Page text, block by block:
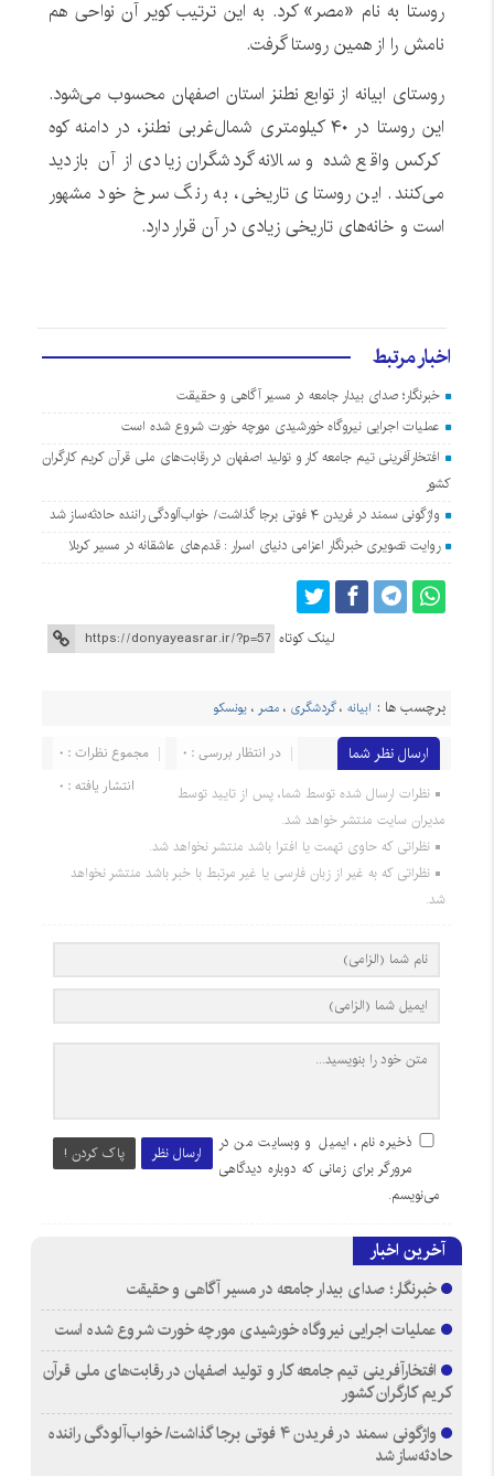
روستا به نام «مصر» کرد. به این ترتیب کویر آن نواحی هم
نامش را از همین روستا گرفت.
روستای ابیانه از توابع نطنز استان اصفهان محسوب می‌شود.
این روستا در ۴۰ کیلومتری شمال‌غربی نطنز، در دامنه کوه
کرکس واقع شده و سالانه گردشگران زیادی از آن بازدید
می‌کنند. این روستای تاریخی، به رنگ سرخ خود مشهور
است و خانه‌های تاریخی زیادی در آن قرار دارد.
اخبار مرتبط
خبرنگار؛ صدای بیدار جامعه در مسیر آگاهی و حقیقت
عملیات اجرایی نیروگاه خورشیدی مورچه خورت شروع شده است
افتخارآفرینی تیم جامعه کار و تولید اصفهان در رقابت‌های ملی قرآن کریم کارگران
کشور
واژگونی سمند در فریدن ۴ فوتی برجا گذاشت/ خواب‌آلودگی راننده حادثه‌ساز شد
روایت تصویری خبرنگار اعزامی دنیای اسرار : قدم‌های عاشقانه در مسیر کربلا
لینک کوتاه
برچسب ها : ابیانه ،گردشگری ،مصر ،یونسکو
ارسال نظر شما مجموع نظرات : 0
در انتظار بررسی : 0
انتشار یافته : 0
نظرات ارسال شده توسط شما، پس از تایید توسط
مدیران سایت منتشر خواهد شد.
نظراتی که حاوی تهمت یا افترا باشد منتشر نخواهد شد.
نظراتی که به غیر از زبان فارسی یا غیر مرتبط با خبر باشد منتشر نخواهد
شد.
ارسال نظر پاک کردن !
ذخیره نام، ایمیل و وبسایت من در
مرورگر برای زمانی که دوباره دیدگاهی
می‌نویسم.
آخرین اخبار
خبرنگار؛ صدای بیدار جامعه در مسیر آگاهی و حقیقت
عملیات اجرایی نیروگاه خورشیدی مورچه خورت شروع شده است
افتخارآفرینی تیم جامعه کار و تولید اصفهان در رقابت‌های ملی قرآن
کریم کارگران کشور
واژگونی سمند در فریدن ۴ فوتی برجا گذاشت/ خواب‌آلودگی راننده
حادثه‌ساز شد